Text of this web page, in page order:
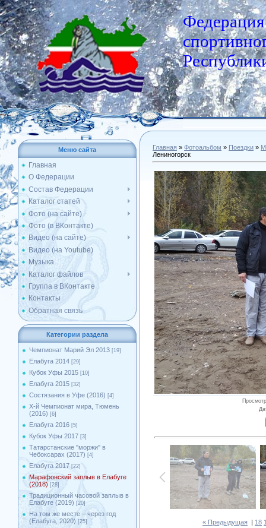
Федерация
Меню сайта
Главная
О Федерации
Состав Федерации
Каталог статей
Фото (на сайте)
Фото (в ВКонтакте)
Видео (на сайте)
Видео (на Youtube)
Музыка
Каталог файлов
Группа в ВКонтакте
Контакты
Обратная связь
Категории раздела
Чемпионат Марий Эл 2013 [19]
Елабуга 2014 [29]
Кубок Уфы 2015 [10]
Елабуга 2015 [32]
Состязания в Уфе (2016) [4]
X-й Чемпионат мира, Тюмень
(2016) [6]
Елабуга 2016 [5]
Кубок Уфы 2017 [3]
Татарстанские ''моржи'' в
Чебоксарах (2017) [4]
Елабуга 2017 [22]
Марафонский заплыв в Елабуге
(2018) [28]
Традиционный часовой заплыв в
Елабуге (2019) [20]
На том же месте – через год
(Елабуга, 2020) [25]
Главная » Фотоальбом » Поездки »
Лениногорск
« Предыдущая | 18